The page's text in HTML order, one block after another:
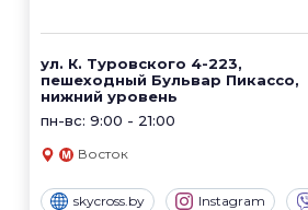
ул. К. Туровского 4-223,
пешеходный Бульвар Пикассо,
нижний уровень
пн-вс: 9:00 - 21:00
Восток
skycross.by Instagram